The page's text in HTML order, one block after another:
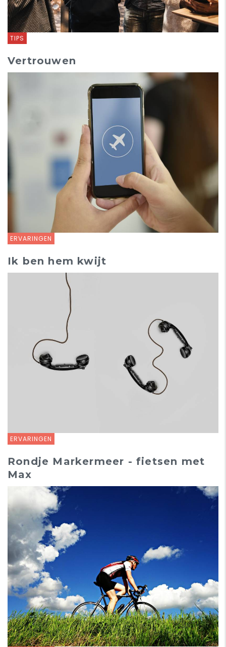
TIPS
ERVARINGEN
Vertrouwen
ERVARINGEN
Ik ben hem kwijt
Rondje Markermeer - fietsen met
Max